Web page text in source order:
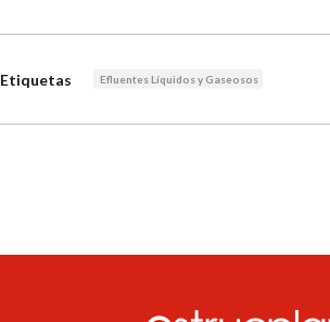
Etiquetas Efluentes Líquidos y Gaseosos